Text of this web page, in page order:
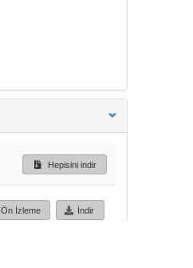
Hepisini indir
Ön İzleme İndir